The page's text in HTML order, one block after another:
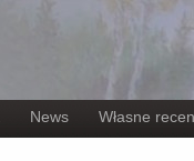
News Własne